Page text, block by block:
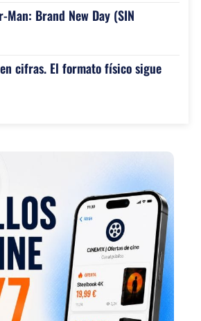
Brand New Day (SIN
cifras. El formato físico sigue